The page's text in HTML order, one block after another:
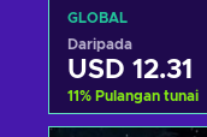
GLOBAL
Daripada
USD 12.31
11% Pulangan tunai